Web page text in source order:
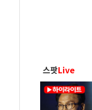
스팟Live